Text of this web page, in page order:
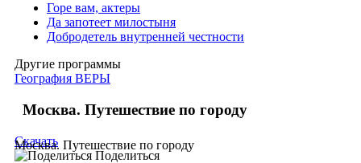
Горе вам, актеры
Да запотеет милостыня
Добродетель внутренней честности
Другие программы
География ВЕРЫ
Москва. Путешествие по городу
Москва. Путешествие по городу
Скачать
Поделиться